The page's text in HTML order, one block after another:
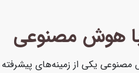
هوش مصنوعی
مصنوعی یکی از زمینه‌های